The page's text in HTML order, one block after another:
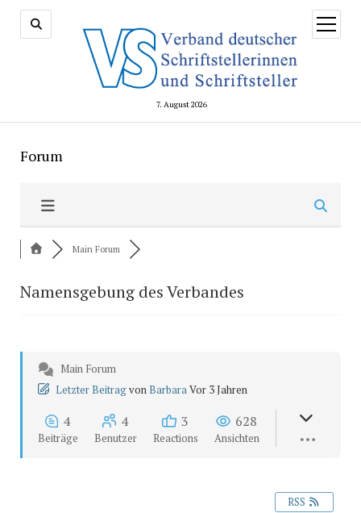
7. August 2026
Menü
öffnen
Forum
Main Forum
Namensgebung des Verbandes
Main Forum
Letzter BeitragvonBarbaraVor 3 Jahren
4
Beiträge
4
Benutzer
3
Reactions
628
Ansichten
RSS